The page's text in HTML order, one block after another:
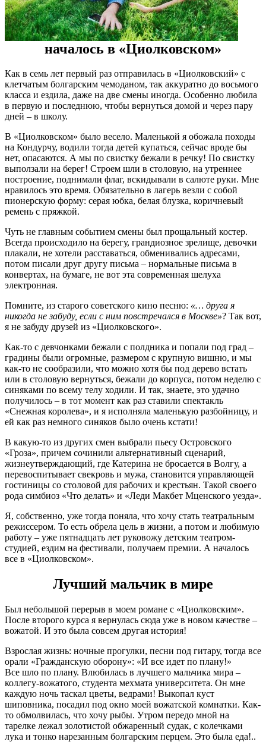
началось в «Циолковском»
Как в семь лет первый раз отправилась в «Циолковский» с
клетчатым болгарским чемоданом, так аккуратно до восьмого
класса и ездила, даже на две смены иногда. Особенно любила
в первую и последнюю, чтобы вернуться домой и через пару
дней – в школу.
В «Циолковском» было весело. Маленькой я обожала походы
на Кондурчу, водили тогда детей купаться, сейчас вроде бы
нет, опасаются. А мы по свистку бежали в речку! По свистку
выползали на берег! Строем шли в столовую, на утреннее
построение, поднимали флаг, вскидывали в салюте руки. Мне
нравилось это время. Обязательно в лагерь везли с собой
пионерскую форму: серая юбка, белая блузка, коричневый
ремень с пряжкой.
Чуть не главным событием смены был прощальный костер.
Всегда происходило на берегу, грандиозное зрелище, девочки
плакали, не хотели расставаться, обменивались адресами,
потом писали друг другу письма – нормальные письма в
конвертах, на бумаге, не вот эта современная шелуха
электронная.
Помните, из старого советского кино песню: «… друга я
никогда не забуду, если с ним повстречался в Москве»? Так вот,
я не забуду друзей из «Циолковского».
Как-то с девчонками бежали с полдника и попали под град –
градины были огромные, размером с крупную вишню, и мы
как-то не сообразили, что можно хотя бы под дерево встать
или в столовую вернуться, бежали до корпуса, потом неделю с
синяками по всему телу ходили. И так, знаете, это удачно
получилось – в тот момент как раз ставили спектакль
«Снежная королева», и я исполняла маленькую разбойницу, и
ей как раз немного синяков было очень кстати!
В какую-то из других смен выбрали пьесу Островского
«Гроза», причем сочинили альтернативный сценарий,
жизнеутверждающий, где Катерина не бросается в Волгу, а
перевоспитывает свекровь и мужа, становится управляющей
гостиницы со столовой для рабочих и крестьян. Такой своего
рода симбиоз «Что делать» и «Леди Макбет Мценского уезда».
Я, собственно, уже тогда поняла, что хочу стать театральным
режиссером. То есть обрела цель в жизни, а потом и любимую
работу – уже пятнадцать лет руковожу детским театром-
студией, ездим на фестивали, получаем премии. А началось
все в «Циолковском».
Лучший мальчик в мире
Был небольшой перерыв в моем романе с «Циолковским».
После второго курса я вернулась сюда уже в новом качестве –
вожатой. И это была совсем другая история!
Взрослая жизнь: ночные прогулки, песни под гитару, тогда все
орали «Гражданскую оборону»: «И все идет по плану!»
Все шло по плану. Влюбилась в лучшего мальчика мира –
коллегу-вожатого, студента мехмата университета. Он мне
каждую ночь таскал цветы, ведрами! Выкопал куст
шиповника, посадил под окно моей вожатской комнатки. Как-
то обмолвилась, что хочу рыбы. Утром передо мной на
тарелке лежал золотистой обжаренный судак, с колечками
лука и тонко нарезанным болгарским перцем. Это была еда!..